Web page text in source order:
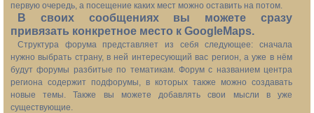
первую очередь, а посещение каких мест можно оставить на потом.
В своих сообщениях вы можете сразу
привязать конкретное место к GoogleMaps.
Структура форума представляет из себя следующее: сначала
нужно выбрать страну, в ней интересующий вас регион, а уже в нём
будут форумы разбитые по тематикам. Форум с названием центра
региона содержит подфорумы, в которых также можно создавать
новые темы. Также вы можете добавлять свои мысли в уже
существующие.